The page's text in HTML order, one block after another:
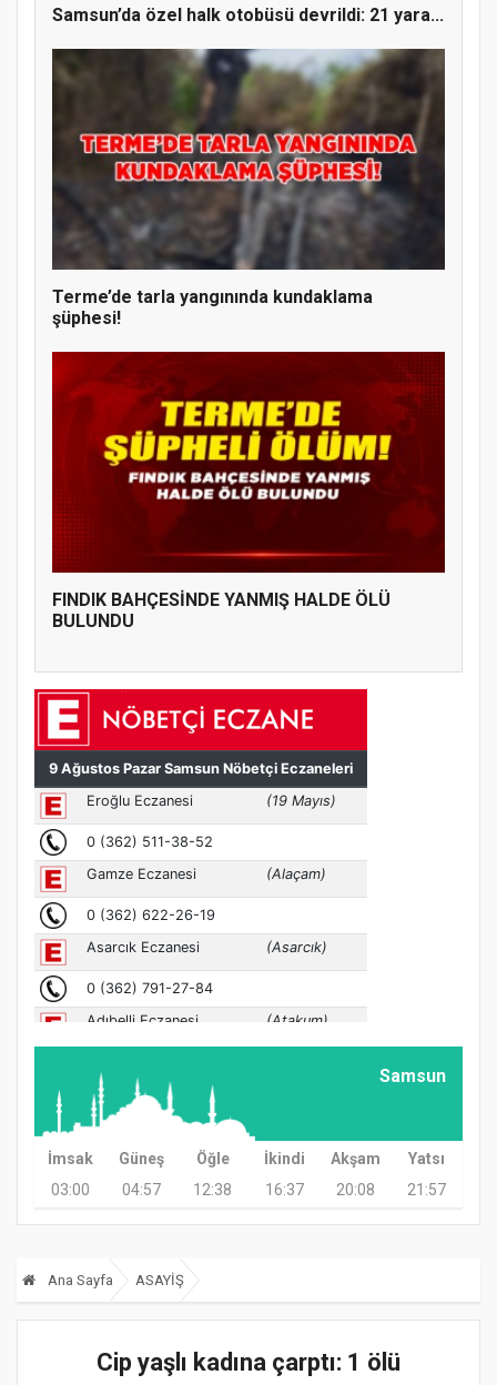
Samsun’da özel halk otobüsü devrildi: 21 yara...
Terme’de tarla yangınında kundaklama
şüphesi!
FINDIK BAHÇESİNDE YANMIŞ HALDE ÖLÜ
BULUNDU
Samsun
İmsak Güneş Öğle İkindi Akşam
Yatsı
03:00
04:57 12:38 16:37 20:08 21:57
Ana Sayfa ASAYİŞ
Cip yaşlı kadına çarptı: 1 ölü